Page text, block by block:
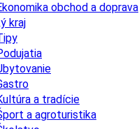
obchod a doprava
kraj
a tradície
a agroturistika